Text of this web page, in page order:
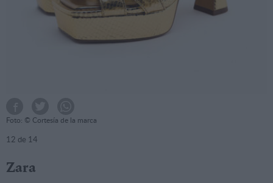
Foto: © Cortesía de la marca
12 de 14
Zara